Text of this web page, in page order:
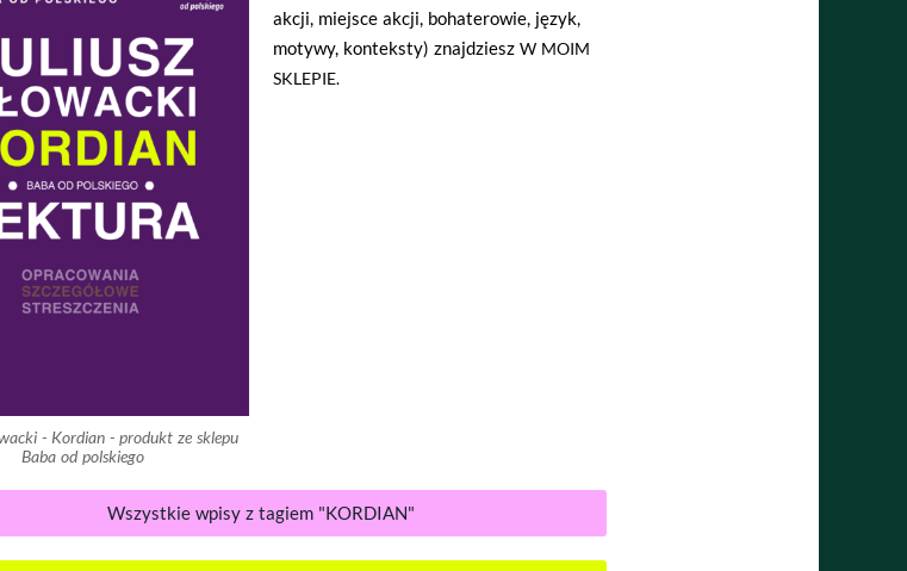
- Kordian - produkt ze sklepu
Baba od polskiego
akcji, miejsce akcji, bohaterowie, język,
motywy, konteksty) znajdziesz W MOIM
SKLEPIE.
Wszystkie wpisy z tagiem "KORDIAN"